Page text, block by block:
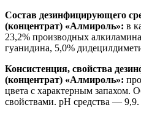
Состав дезинфицирующего
(концентрат) «Алмироль»: в
23,2% производных
гуанидина, 5,0%
Консистенция, свойства
(концентрат) «Алмироль»:
цвета с характерным запахом.
свойствами. рН средства — 9,9.